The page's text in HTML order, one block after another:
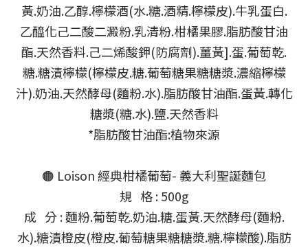
黃.奶油.乙醇.檸檬酒(水.糖.酒精.檸檬皮).牛乳蛋白.
乙醯化己二酸二澱粉.乳清粉.柑橘果膠.脂肪酸甘油
酯.天然香料.己二烯酸鉀(防腐劑).薑黃].蛋.葡萄乾.
糖.糖漬檸檬(檸檬皮.糖.葡萄糖果糖糖漿.濃縮檸檬
汁).奶油.天然酵母(麵粉.水).脂肪酸甘油酯.蛋黃.轉化
糖漿(糖.水).鹽.天然香料
*脂肪酸甘油酯:植物來源
🟠 Loison 經典柑橘葡萄- 義大利聖誕麵包
規 格 : 500g
成 分 : 麵粉.葡萄乾.奶油.糖.蛋黃.天然酵母(麵粉.
水).糖漬橙皮(橙皮.葡萄糖果糖糖漿.糖.檸檬酸).脂肪